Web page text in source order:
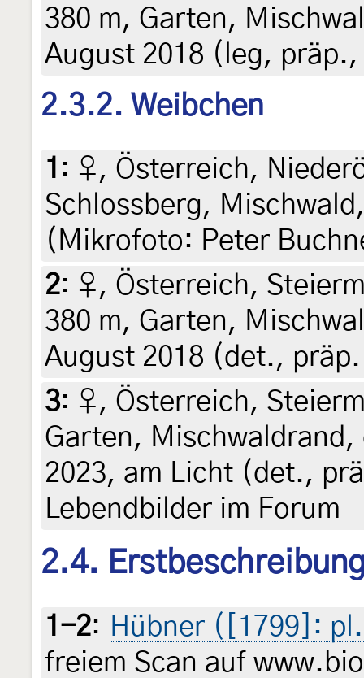
380 m, Garten,
August 2018 (leg,
2.3.2. Weibchen
1 : ♀, Österreich,
Schlossberg,
(Mikrofoto: Peter
2: ♀, Österreich,
380 m, Garten,
August 2018 (det.,
3: ♀, Österreich,
Garten, Mischwaldrand,
2023, am Licht (det.,
Lebendbilder im Forum
2.4.
1-2: Hübner ([1799]:
freiem Scan auf